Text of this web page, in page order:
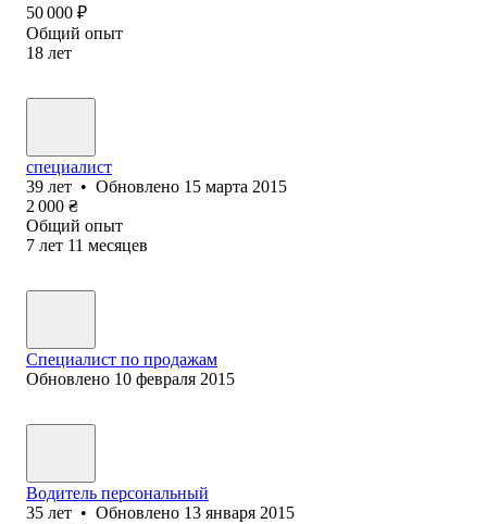
50 000 ₽
Общий опыт
18 лет
специалист
39 лет • Обновлено 15 марта 2015
2 000 ₴
Общий опыт
7 лет 11 месяцев
Специалист по продажам
Обновлено 10 февраля 2015
Водитель персональный
35 лет • Обновлено 13 января 2015